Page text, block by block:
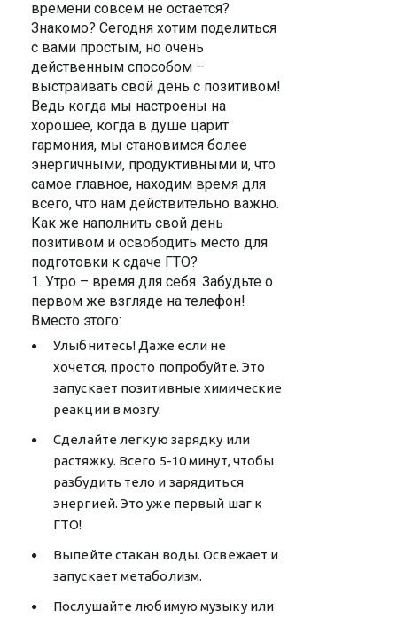
времени совсем не остается?
Знакомо? Сегодня хотим поделиться
с вами простым, но очень
действенным способом –
выстраивать свой день с позитивом!
Ведь когда мы настроены на
хорошее, когда в душе царит
гармония, мы становимся более
энергичными, продуктивными и, что
самое главное, находим время для
всего, что нам действительно важно.
Как же наполнить свой день
позитивом и освободить место для
подготовки к сдаче ГТО?
1. Утро – время для себя. Забудьте о
первом же взгляде на телефон!
Вместо этого:
Улыбнитесь! Даже если не
хочется, просто попробуйте. Это
запускает позитивные химические
реакции в мозгу.
Сделайте легкую зарядку или
растяжку. Всего 5-10 минут, чтобы
разбудить тело и зарядиться
энергией. Это уже первый шаг к
ГТО!
Выпейте стакан воды. Освежает и
запускает метаболизм.
Послушайте любимую музыку или